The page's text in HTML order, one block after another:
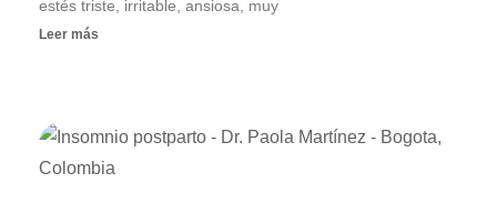
estés triste, irritable, ansiosa, muy
Leer más